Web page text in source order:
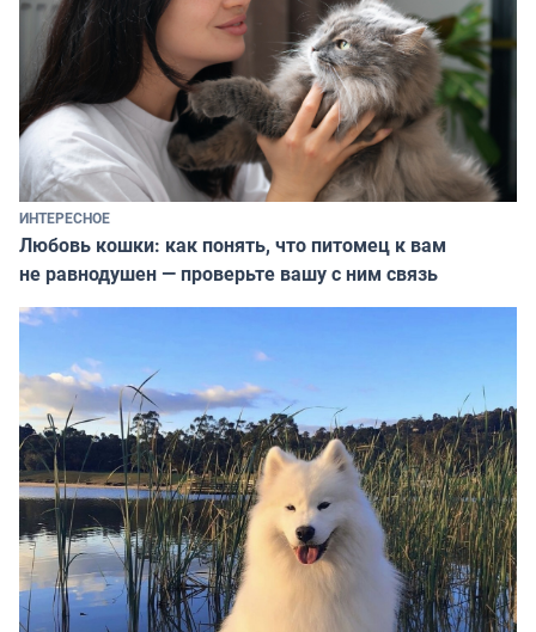
ИНТЕРЕСНОЕ
Любовь кошки: как понять, что питомец к вам
не равнодушен — проверьте вашу с ним связь